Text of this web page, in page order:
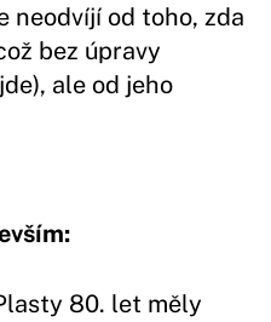
neodvíjí od toho, zda
bez úpravy
ale od jeho
80. let měly